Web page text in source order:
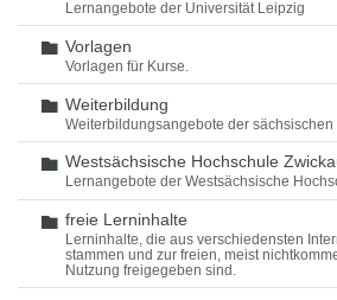
Lernangebote der Universität Leipzig
Ordner
Vorlagen
Vorlagen für Kurse.
Ordner
Weiterbildung
Weiterbildungsangebote der sächsischen
Ordner
Westsächsische Hochschule
Lernangebote der Westsächsische
Ordner
freie Lerninhalte
Lerninhalte, die aus verschiedensten
stammen und zur freien, meist
Nutzung freigegeben sind.